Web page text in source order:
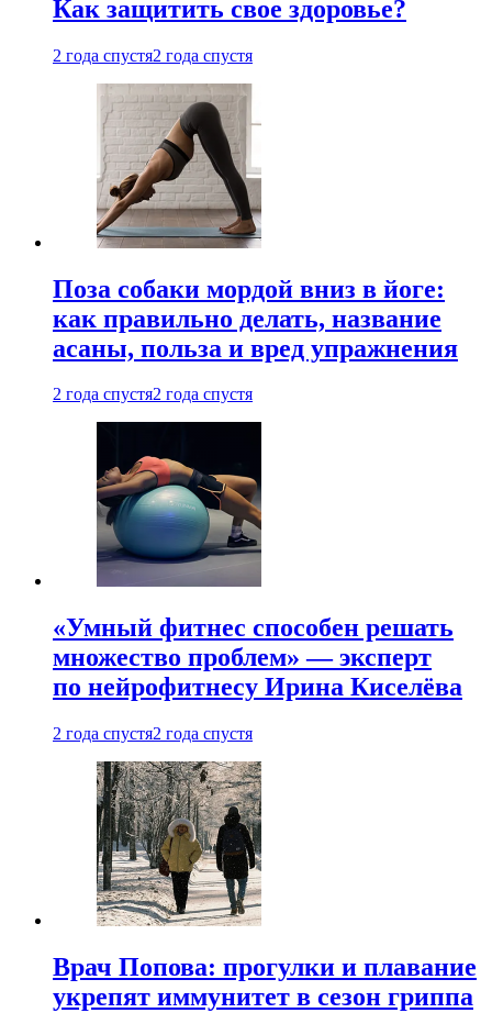
Как защитить свое здоровье?
2 года спустя2 года спустя
Поза собаки мордой вниз в йоге:
как правильно делать, название
асаны, польза и вред упражнения
2 года спустя2 года спустя
«Умный фитнес способен решать
множество проблем» — эксперт
по нейрофитнесу Ирина Киселёва
2 года спустя2 года спустя
Врач Попова: прогулки и плавание
укрепят иммунитет в сезон гриппа